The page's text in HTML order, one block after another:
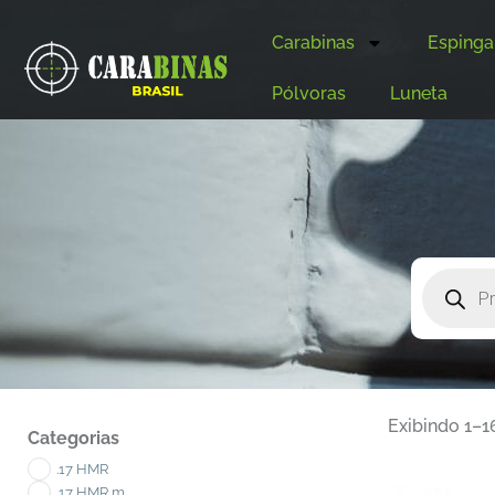
Carabinas
Pólvoras Luneta
Categorias
.17 HMR
Exibindo